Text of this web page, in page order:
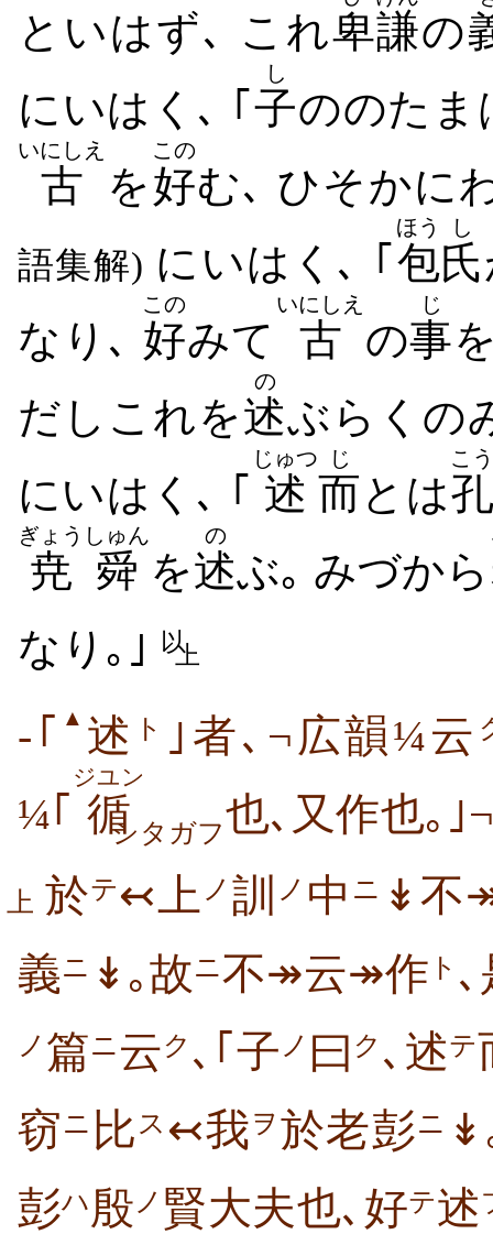
といはず､ これ卑謙の
にいはく､ ｢ 子
し
ののた
古
いにしえ
を好
この
む､ ひそかに
語集解) にいはく､ ｢ 包
ほう
氏
し
なり､ 好
この
みて 古
いにしえ
の事
じ
だしこれを述
の
ぶらくの
にいはく､ ｢ 述
じゅつ
而
じ
とは孔
こう
尭
ぎょう
舜
しゅん
を述
の
ぶ｡ みづから
なり｡｣ 以上
-｢ ▲ 述 ト ｣者､¬広韻¼云
¼｢ 循
ジユン
シタガフ也､又作也｡｣
上 於テ↢上 ノ 訓 ノ 中 ニ ↡不
義 ニ ↡｡故 ニ 不↠云↠作 ト ､
ノ 篇 ニ 云ク ､｢子 ノ 曰 ク ､述テ
窃 ニ 比 ス ↢我ヲ於老彭 ニ ↡
彭ハ殷 ノ 賢大夫也､好テ述